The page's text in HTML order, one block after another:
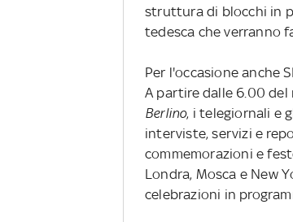
struttura di blocchi in
tedesca che verranno
Per l'occasione anche
A partire dalle 6.00 del
Berlino, i telegiornali e
interviste, servizi e
commemorazioni e
Londra, Mosca e New
celebrazioni in